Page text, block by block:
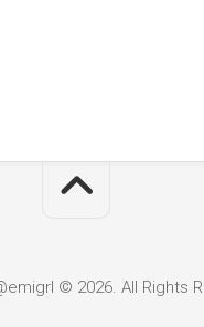
© 2026. All Rights